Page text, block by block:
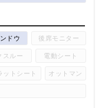
ドウ 後席モニター
スルー 電動シート
ットシート オットマン